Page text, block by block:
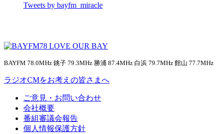
Tweets by bayfm_miracle
BAYFM 78.0MHz 銚子 79.3MHz 勝浦 87.4MHz 白浜 79.7MHz 館山 77.7MHz
ラジオCMをお考えの皆さまへ
ご意見・お問い合わせ
会社概要
番組審議会報告
個人情報保護方針